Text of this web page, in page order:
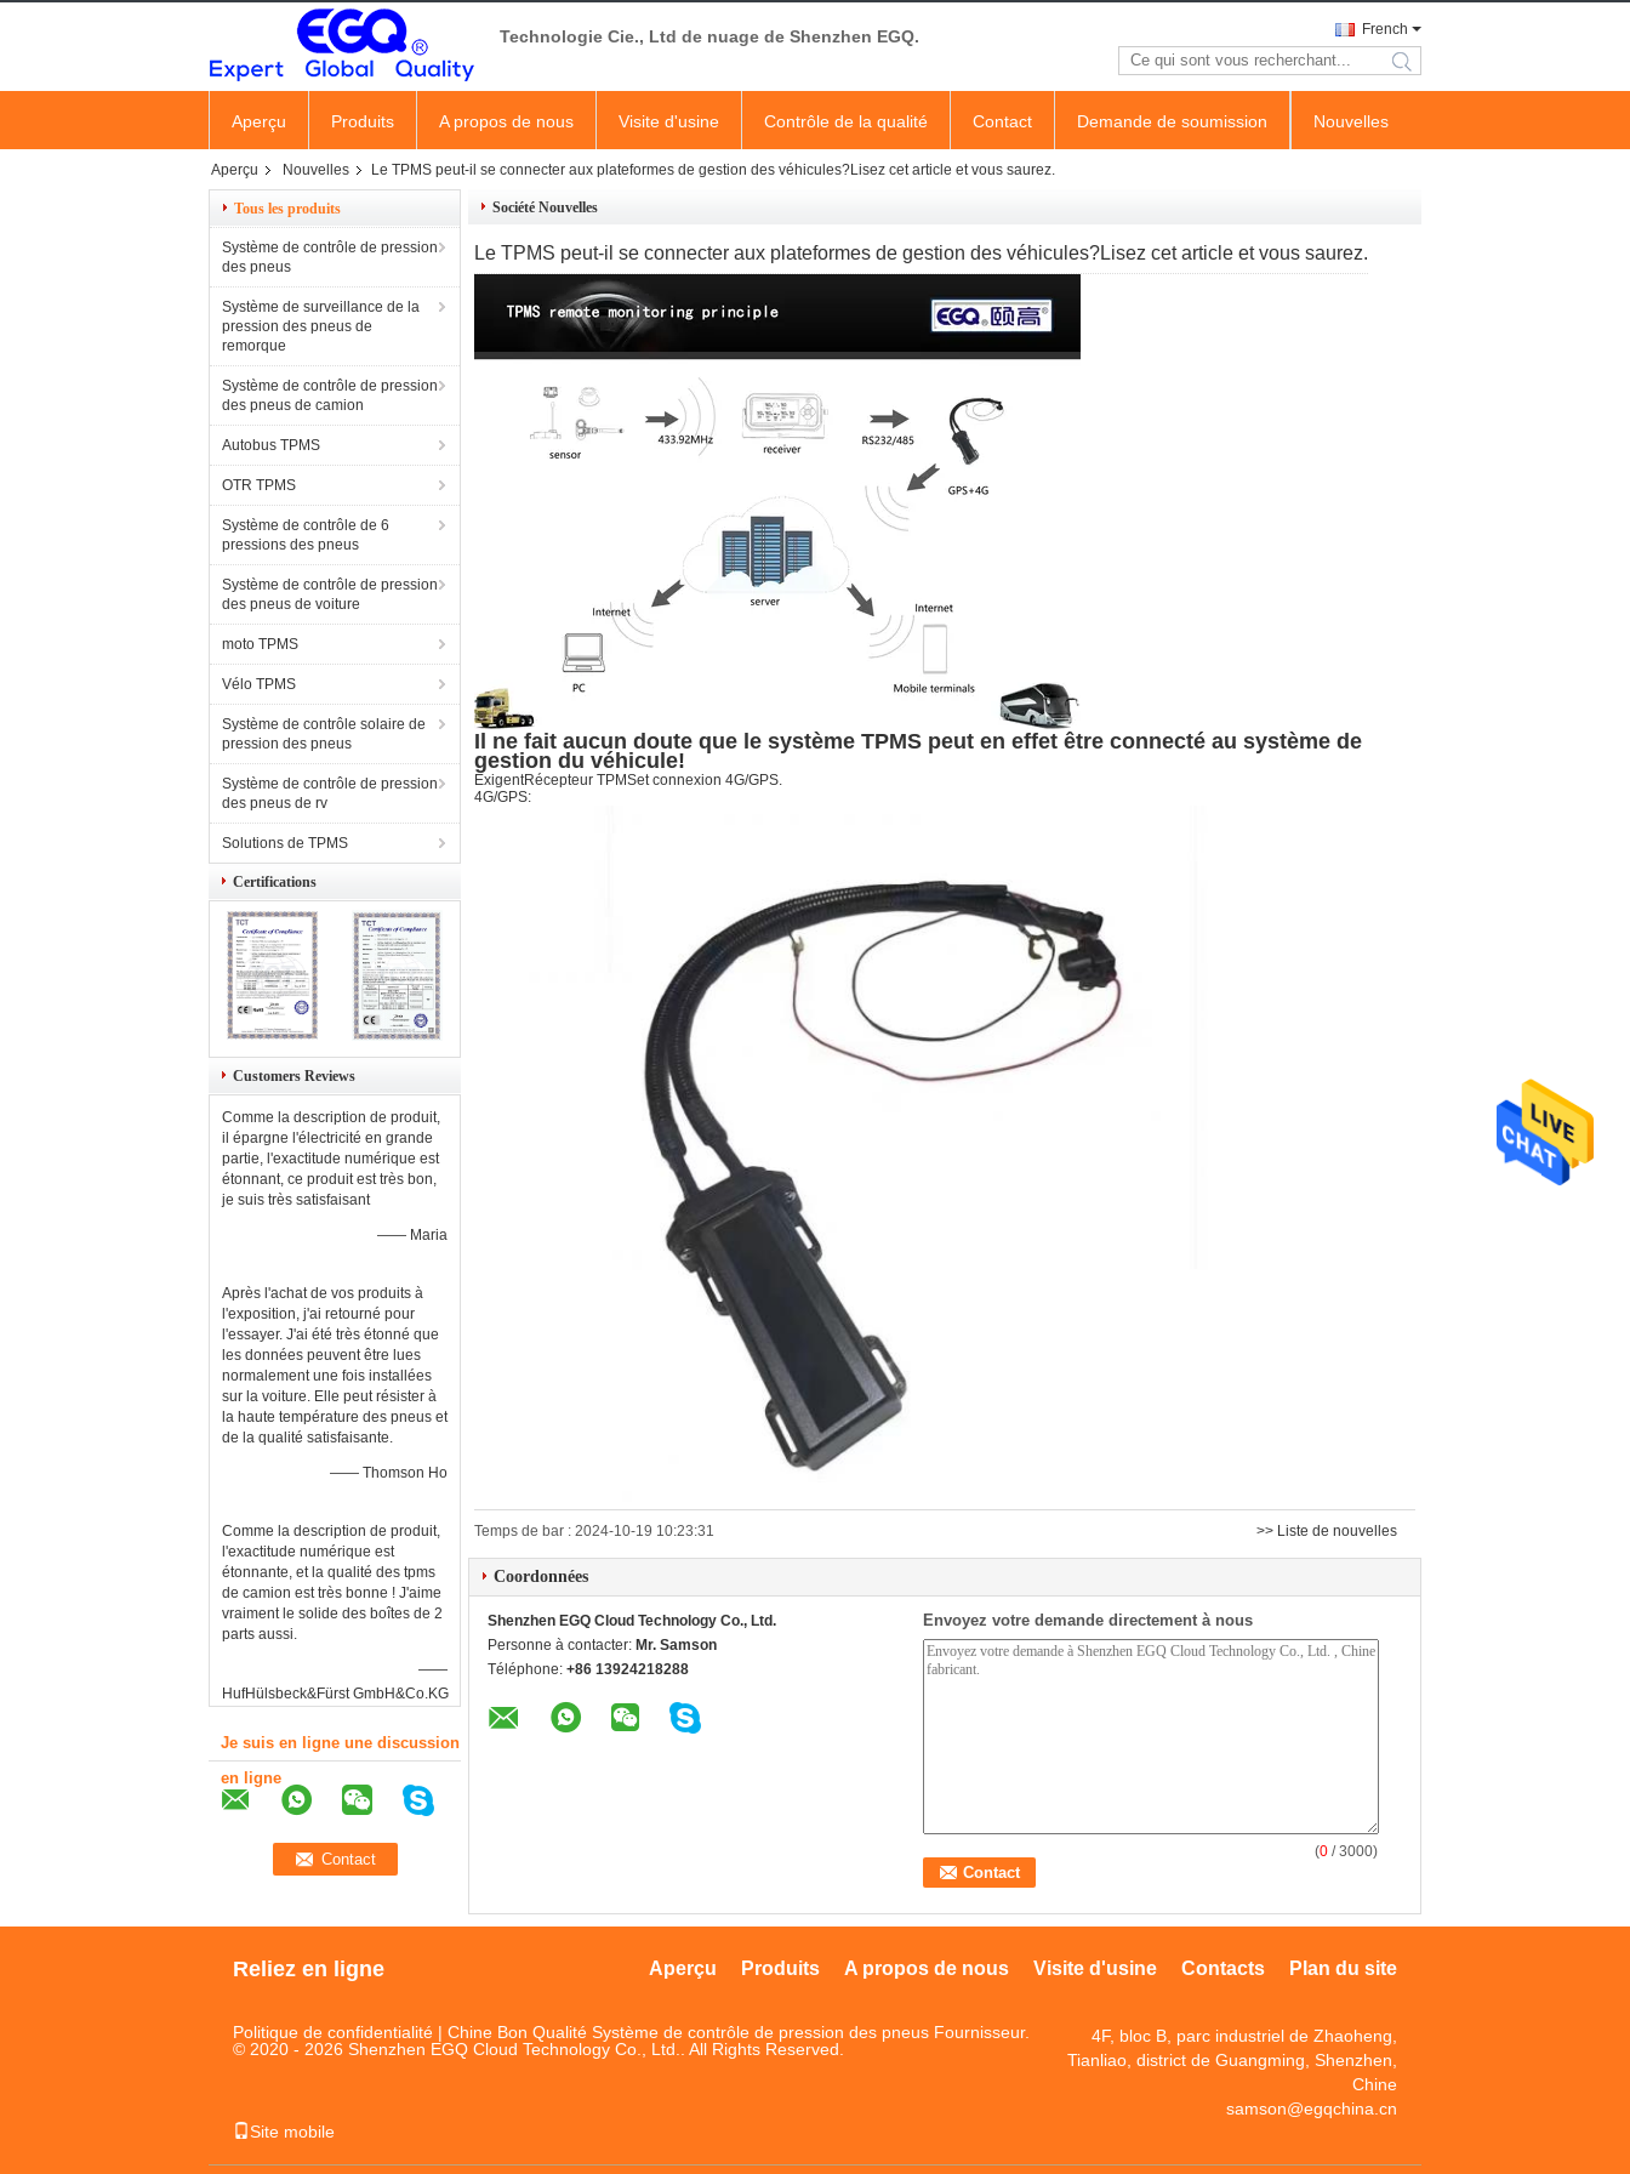
Technologie Cie., Ltd de nuage de Shenzhen EGQ. French
search
Aperçu Produits A propos de nous Visite d'usine Contrôle de la qualité Contact Demande de soumission Nouvelles
Aperçu Nouvelles Le TPMS peut-il se connecter aux plateformes de gestion des véhicules?Lisez cet article et vous saurez.
Tous les produits
Système de contrôle de pression
des pneus
Système de surveillance de la
pression des pneus de
remorque
Système de contrôle de pression
des pneus de camion
Autobus TPMS
OTR TPMS
Système de contrôle de 6
pressions des pneus
Système de contrôle de pression
des pneus de voiture
moto TPMS
Vélo TPMS
Système de contrôle solaire de
pression des pneus
Système de contrôle de pression
des pneus de rv
Solutions de TPMS
Certifications
Customers Reviews
Comme la description de produit,
il épargne l'électricité en grande
partie, l'exactitude numérique est
étonnant, ce produit est très bon,
je suis très satisfaisant
—— Maria
Après l'achat de vos produits à
l'exposition, j'ai retourné pour
l'essayer. J'ai été très étonné que
les données peuvent être lues
normalement une fois installées
sur la voiture. Elle peut résister à
la haute température des pneus et
de la qualité satisfaisante.
—— Thomson Ho
Comme la description de produit,
l'exactitude numérique est
étonnante, et la qualité des tpms
de camion est très bonne ! J'aime
vraiment le solide des boîtes de 2
parts aussi.
——
HufHülsbeck&Fürst GmbH&Co.KG
Je suis en ligne une discussion
en ligne
Société Nouvelles
Le TPMS peut-il se connecter aux plateformes de gestion des véhicules?Lisez cet article et vous saurez.
Il ne fait aucun doute que le système TPMS peut en effet être connecté au système de
gestion du véhicule!
ExigentRécepteur TPMSet connexion 4G/GPS.
4G/GPS:
Temps de bar : 2024-10-19 10:23:31 >> Liste de nouvelles
Coordonnées
Shenzhen EGQ Cloud Technology Co., Ltd.
Personne à contacter: Mr. Samson
Téléphone: +86 13924218288
Envoyez votre demande directement à nous
(0 / 3000)
Reliez en ligne Plan du site
Contacts
Visite d'usine
A propos de nous
Produits
Aperçu
Politique de confidentialité | Chine Bon Qualité Système de contrôle de pression des pneus Fournisseur.
© 2020 - 2026 Shenzhen EGQ Cloud Technology Co., Ltd.. All Rights Reserved.
4F, bloc B, parc industriel de Zhaoheng,
Tianliao, district de Guangming, Shenzhen,
Chine
samson@egqchina.cn
Site mobile